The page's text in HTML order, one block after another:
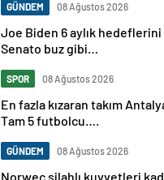
GÜNDEM 08 Ağustos 2026
Joe Biden 6 aylık hedeflerini
Senato buz gibi…
SPOR 08 Ağustos 2026
En fazla kızaran takım
Tam 5 futbolcu….
GÜNDEM 08 Ağustos 2026
Norweç silahlı kuvvetleri